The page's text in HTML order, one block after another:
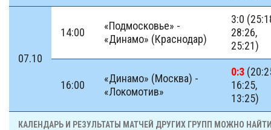
07.10
14:00
«Подмосковье» -
«Динамо» (Краснодар)
3:0
28:26,
25:21)
16:00
«Динамо» (Москва) -
«Локомотив»
0:3
16:25,
13:25)
КАЛЕНДАРЬ И РЕЗУЛЬТАТЫ МАТЧЕЙ ДРУГИХ ГРУПП МОЖНО